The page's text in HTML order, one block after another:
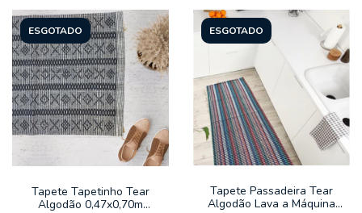
ESGOTADO
Tapete Tapetinho Tear
Algodão 0,47x0,70m
ESGOTADO
Tapete Passadeira Tear
Algodão Lava a Máquina